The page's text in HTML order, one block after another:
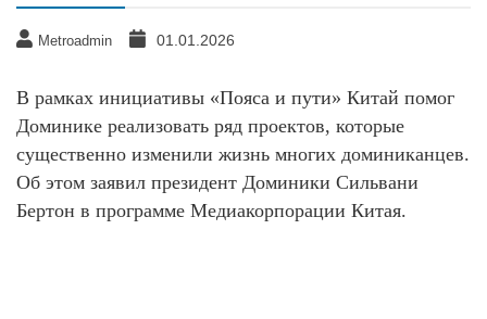
Metroadmin 01.01.2026
В рамках инициативы «Пояса и пути» Китай помог
Доминике реализовать ряд проектов, которые
существенно изменили жизнь многих доминиканцев.
Об этом заявил президент Доминики Сильвани
Бертон в программе Медиакорпорации Китая.